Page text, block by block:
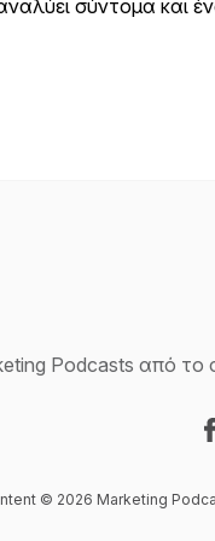
σύντομα και
Podcasts από το
© 2026 Marketing